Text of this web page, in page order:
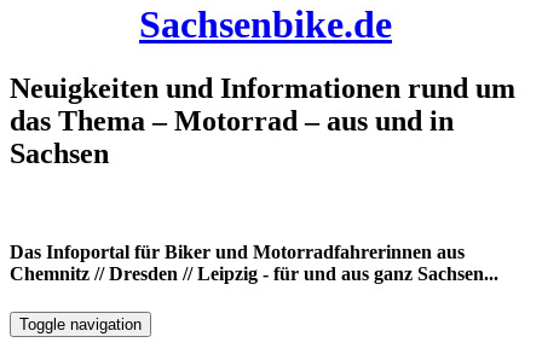
Sachsenbike.de
Neuigkeiten und Informationen rund um
das Thema – Motorrad – aus und in
Sachsen
Das Infoportal für Biker und Motorradfahrerinnen aus
Chemnitz // Dresden // Leipzig - für und aus ganz Sachsen...
Toggle navigation